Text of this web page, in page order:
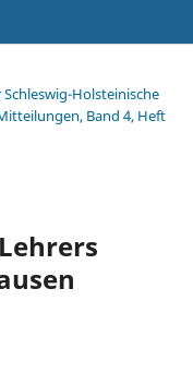
Holsteinische
Band 4, Heft